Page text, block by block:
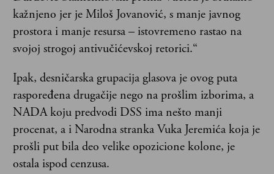
kažnjeno jer je Miloš Jovanović, s manje javnog
prostora i manje resursa – istovremeno rastao na
svojoj strogoj antivučićevskoj retorici.“
Ipak, desničarska grupacija glasova je ovog puta
raspoređena drugačije nego na prošlim izborima, a
NADA koju predvodi DSS ima nešto manji
procenat, a i Narodna stranka Vuka Jeremića koja je
prošli put bila deo velike opozicione kolone, je
ostala ispod cenzusa.